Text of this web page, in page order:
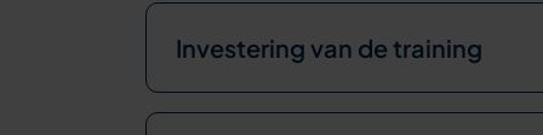
Investering van de training